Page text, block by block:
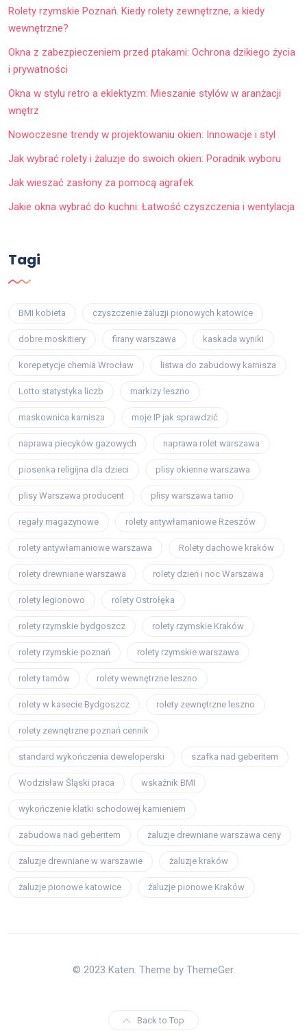
Rolety rzymskie Poznań. Kiedy rolety zewnętrzne, a kiedy
wewnętrzne?
Okna z zabezpieczeniem przed ptakami: Ochrona dzikiego życia
i prywatności
Okna w stylu retro a eklektyzm: Mieszanie stylów w aranżacji
wnętrz
Nowoczesne trendy w projektowaniu okien: Innowacje i styl
Jak wybrać rolety i żaluzje do swoich okien: Poradnik wyboru
Jak wieszać zasłony za pomocą agrafek
Jakie okna wybrać do kuchni: Łatwość czyszczenia i wentylacja
Tagi
BMI kobieta czyszczenie żaluzji pionowych katowice
dobre moskitiery firany warszawa kaskada wyniki
korepetycje chemia Wrocław listwa do zabudowy karnisza
Lotto statystyka liczb markizy leszno
maskownica karnisza moje IP jak sprawdzić
naprawa piecyków gazowych naprawa rolet warszawa
piosenka religijna dla dzieci plisy okienne warszawa
plisy Warszawa producent plisy warszawa tanio
regały magazynowe rolety antywłamaniowe Rzeszów
rolety antywłamaniowe warszawa Rolety dachowe kraków
rolety drewniane warszawa rolety dzień i noc Warszawa
rolety legionowo rolety Ostrołęka
rolety rzymskie bydgoszcz rolety rzymskie Kraków
rolety rzymskie poznań rolety rzymskie warszawa
rolety tarnów rolety wewnętrzne leszno
rolety w kasecie Bydgoszcz rolety zewnętrzne leszno
rolety zewnętrzne poznań cennik
standard wykończenia deweloperski szafka nad geberitem
Wodzisław Śląski praca wskaźnik BMI
wykończenie klatki schodowej kamieniem
zabudowa nad geberitem żaluzje drewniane warszawa ceny
żaluzje drewniane w warszawie żaluzje kraków
żaluzje pionowe katowice żaluzje pionowe Kraków
© 2023 Katen. Theme by ThemeGer.
Back to Top